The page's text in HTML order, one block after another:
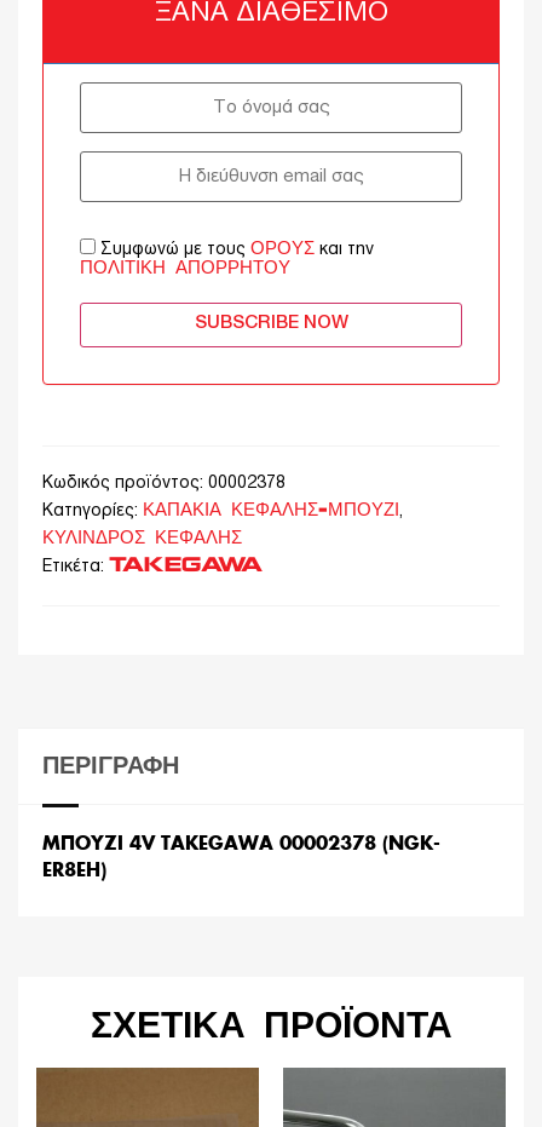
ΞΑΝΆ ΔΙΑΘΈΣΙΜΟ
Συμφωνώ με τους ΌΡΟΥΣ και την
ΠΟΛΙΤΙΚΉ ΑΠΟΡΡΉΤΟΥ
SUBSCRIBE NOW
Κωδικός προϊόντος: 00002378
Κατηγορίες: ΚΑΠΑΚΙΑ ΚΕΦΑΛΗΣ-ΜΠΟΥΖΙ ,
ΚΥΛΙΝΔΡΟΣ ΚΕΦΑΛΗΣ
Ετικέτα: TAKEGAWA
ΠΕΡΙΓΡΑΦΉ
ΜΠΟΥΖΙ 4V TAKEGAWA 00002378 (NGK-
ER8EH)
ΣΧΕΤΙΚΆ ΠΡΟΪΌΝΤΑ